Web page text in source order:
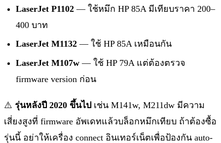
LaserJet P1102 — ใช้หมึก HP 85A มีเทียบราคา 200–
400 บาท
LaserJet M1132 — ใช้ HP 85A เหมือนกัน
LaserJet M107w — ใช้ HP 79A แต่ต้องตรวจ
firmware version ก่อน
⚠️ รุ่นหลังปี 2020 ขึ้นไป เช่น M141w, M211dw มีความ
เสี่ยงสูงที่ firmware อัพเดทแล้วบล็อกหมึกเทียบ ถ้าต้องซื้อ
รุ่นนี้ อย่าให้เครื่อง connect อินเทอร์เน็ตเพื่อป้องกัน auto-